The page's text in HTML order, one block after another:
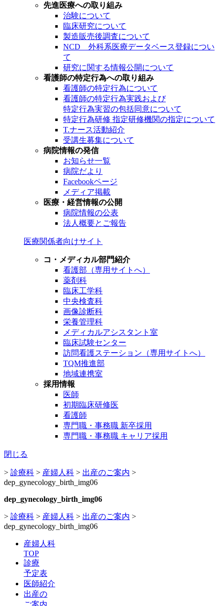
先進医療への取り組み
治験について
臨床研究について
製造販売後調査について
NCD 外科系医療データベース登録につい
て
研究に関する情報公開について
看護師の特定行為への取り組み
看護師の特定行為について
看護師の特定行為実践および
特定行為実習の包括同意について
特定行為研修 指定研修機関の指定について
T.ナース活動紹介
受講生募集について
病院情報の発信
お知らせ一覧
病院だより
Facebookページ
メディア掲載
医療・経営情報の公開
病院情報の公表
法人概要とご報告
医療関係者向けサイト
コ・メディカル部門紹介
看護部（専用サイトへ）
薬剤科
臨床工学科
中央検査科
画像診断科
栄養管理科
メディカルアシスタント室
臨床試験センター
訪問看護ステーション（専用サイトへ）
TQM推進部
地域連携室
採用情報
医師
初期臨床研修医
看護師
専門職・事務職 新卒採用
専門職・事務職 キャリア採用
閉じる
> 診療科 > 産婦人科 > 出産のご案内 >
dep_gynecology_birth_img06
dep_gynecology_birth_img06
> 診療科 > 産婦人科 > 出産のご案内 >
dep_gynecology_birth_img06
産婦人科
TOP
診療
予定表
医師紹介
出産の
ご案内